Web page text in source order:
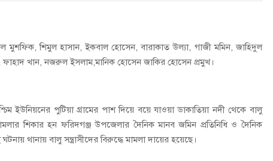
শিমুল হাসান, ইকবাল হোসেন, বারাকাত উল্যা, গাজী মমিন, জাহিদুল
খান, নজরুল ইসলাম,মানিক হোসেন জাকির হোসেন প্রমুখ।
ইউনিয়নের পুটিয়া গ্রামের পাশ দিয়ে বয়ে যাওয়া ডাকাতিয়া নদী থেকে বালু
শিকার হন ফরিদগঞ্জ উপজেলার দৈনিক মানব জমিন প্রতিনিধি ও দৈনিক
থানায় বালু সন্ত্রাসীদের বিরুদ্ধে মামলা দায়ের হয়েছে।